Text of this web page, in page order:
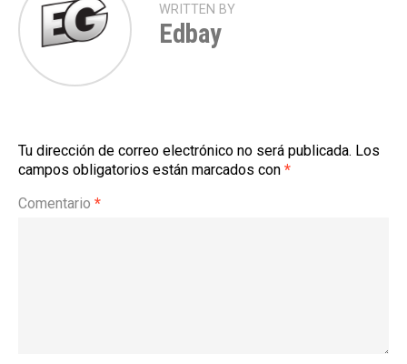
WRITTEN BY
Edbay
Tu dirección de correo electrónico no será publicada. Los
campos obligatorios están marcados con *
Comentario *